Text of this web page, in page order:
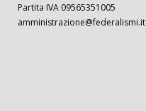
Partita IVA 09565351005
amministrazione@federalismi.it